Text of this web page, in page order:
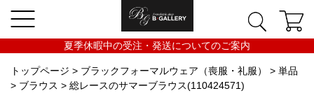
夏季休暇中の受注・発送についてのご案内
トップページ > ブラックフォーマルウェア（喪服・礼服） > 単品
> ブラウス > 総レースのサマーブラウス(110424571)